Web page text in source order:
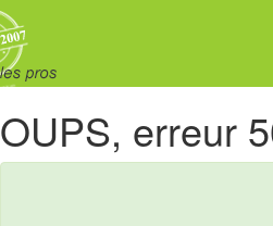
OUPS, erreur